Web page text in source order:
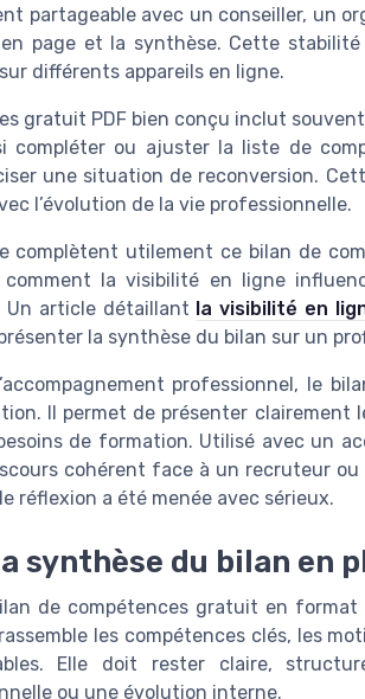
partageable avec un conseiller, un
page et la synthèse. Cette
différents appareils en ligne.
gratuit PDF bien conçu inclut
compléter ou ajuster la liste de
une situation de reconversion.
l’évolution de la vie professionnelle.
complètent utilement ce bilan de
comment la visibilité en ligne
Un article détaillant la visibilité en
la synthèse du bilan sur un
professionnel, le
Il permet de présenter clairement
de formation. Utilisé avec un
cohérent face à un recruteur
réflexion a été menée avec sérieux.
synthèse du bilan en
de compétences gratuit en
les compétences clés, les
Elle doit rester claire,
ou une évolution interne.